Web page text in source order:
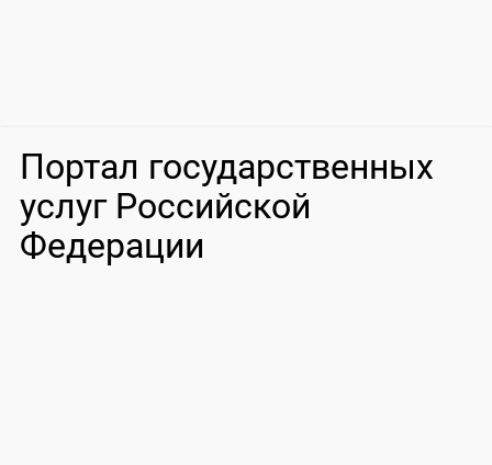
Портал государственных
услуг Российской
Федерации